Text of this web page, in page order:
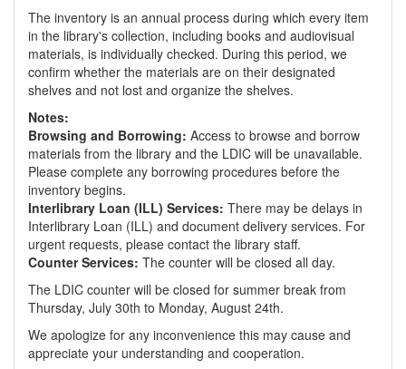
The inventory is an annual process during which every item
in the library's collection, including books and audiovisual
materials, is individually checked. During this period, we
confirm whether the materials are on their designated
shelves and not lost and organize the shelves.
Notes:
Browsing and Borrowing: Access to browse and borrow
materials from the library and the LDIC will be unavailable.
Please complete any borrowing procedures before the
inventory begins.
Interlibrary Loan (ILL) Services: There may be delays in
Interlibrary Loan (ILL) and document delivery services. For
urgent requests, please contact the library staff.
Counter Services: The counter will be closed all day.
The LDIC counter will be closed for summer break from
Thursday, July 30th to Monday, August 24th.
We apologize for any inconvenience this may cause and
appreciate your understanding and cooperation.